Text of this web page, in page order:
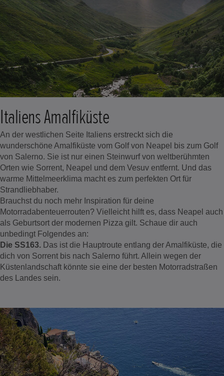
Italiens Amalfiküste
An der westlichen Seite Italiens erstreckt sich die
wunderschöne Amalfiküste vom Golf von Neapel bis zum Golf
von Salerno. Sie ist nur einen Steinwurf von weltberühmten
Orten wie Sorrent, Neapel und dem Vesuv entfernt. Und das
warme Mittelmeerklima macht es zum perfekten Ort für
Strandliebhaber.
Brauchst du noch mehr Inspiration für deine
Motorradabenteuerrouten? Vielleicht hilft es, dass Neapel auch
als Geburtsort der modernen Pizza gilt. Schaue dir auch
unbedingt Folgendes an:
Die SS163. Das ist die Hauptroute entlang der Amalfiküste, die
dich von Sorrent bis nach Salerno führt. Allein wegen der
Küstenlandschaft könnte sie eine der besten Motorradstraßen
des Landes sein.